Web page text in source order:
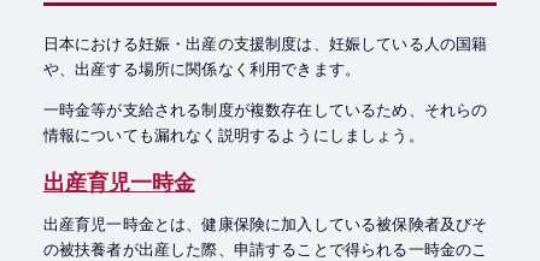
日本における妊娠・出産の支援制度は、妊娠している人の国籍
や、出産する場所に関係なく利用できます。
一時金等が支給される制度が複数存在しているため、それらの
情報についても漏れなく説明するようにしましょう。
出産育児一時金
出産育児一時金とは、健康保険に加入している被保険者及びそ
の被扶養者が出産した際、申請することで得られる一時金のこ